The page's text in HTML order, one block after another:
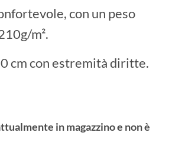
con un peso
m².
cm con estremità diritte.
in magazzino e non è